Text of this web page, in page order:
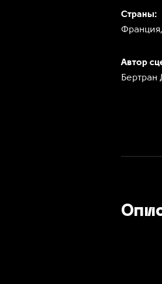
Страны:
Автор
Бертран